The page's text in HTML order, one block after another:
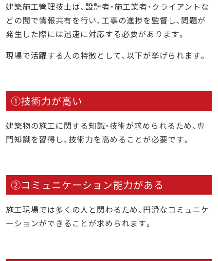
建築施工管理技士は、設計者・施工業者・クライアントな
どの間で情報共有を行い、工事の進捗を監督し、問題が
発生した際には迅速に対応する必要があります。
現場で活躍する人の特徴として、以下が挙げられます。
①技術力が高い
建築物の施工に関する知識・技術が求められるため、専
門知識を習得し、技術力を高めることが必要です。
②コミュニケーション能力がある
施工現場では多くの人と関わるため、円滑なコミュニケ
ーションができることが求められます。